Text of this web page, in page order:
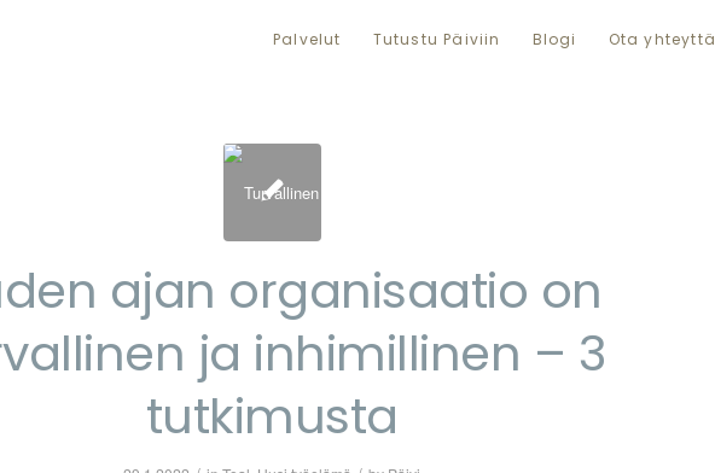
Palvelut Tutustu Päiviin Blogi Ota yhteyttä
ajan organisaatio on
ja inhimillinen – 3
tutkimusta